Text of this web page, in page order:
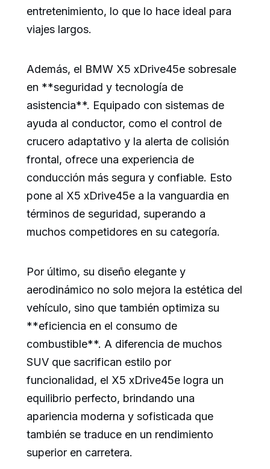
entretenimiento, lo que lo hace ideal para
viajes largos.
Además, el BMW X5 xDrive45e sobresale
en **seguridad y tecnología de
asistencia**. Equipado con sistemas de
ayuda al conductor, como el control de
crucero adaptativo y la alerta de colisión
frontal, ofrece una experiencia de
conducción más segura y confiable. Esto
pone al X5 xDrive45e a la vanguardia en
términos de seguridad, superando a
muchos competidores en su categoría.
Por último, su diseño elegante y
aerodinámico no solo mejora la estética del
vehículo, sino que también optimiza su
**eficiencia en el consumo de
combustible**. A diferencia de muchos
SUV que sacrifican estilo por
funcionalidad, el X5 xDrive45e logra un
equilibrio perfecto, brindando una
apariencia moderna y sofisticada que
también se traduce en un rendimiento
superior en carretera.